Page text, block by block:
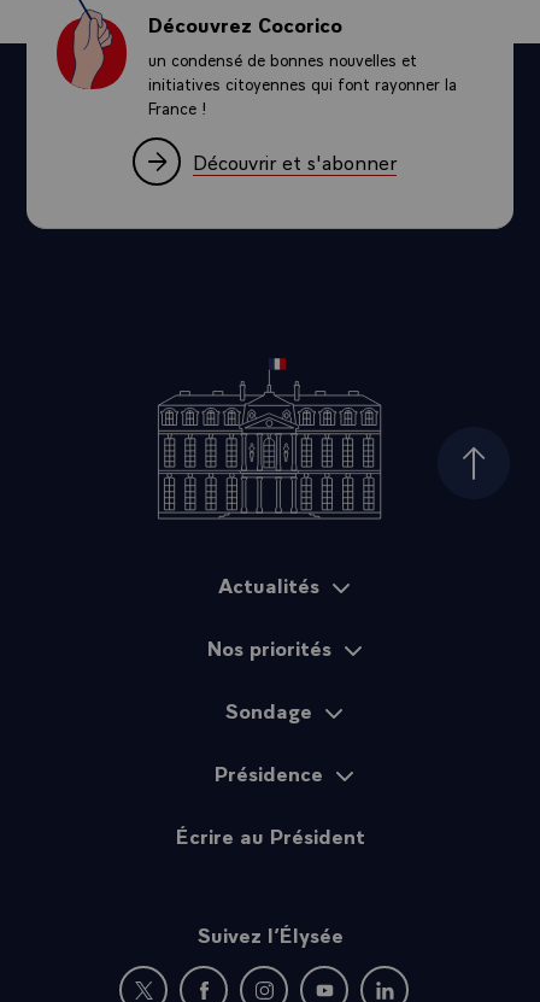
Découvrez Cocorico
un condensé de bonnes nouvelles et
initiatives citoyennes qui font rayonner la
France !
Découvrir et s'abonner
Haut
Actualités
Nos priorités
Sondage
Présidence
Écrire au Président
Suivez l’Élysée